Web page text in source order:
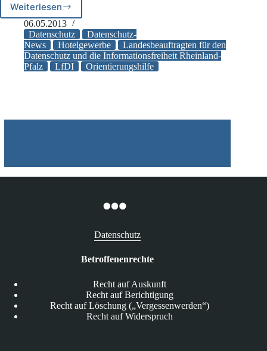
Weiterlesen
LfDI:
Orientierungshilfe
„Datenschutz
im
Hotelgewerbe“
06.05.2013
Datenschutz
Datenschutz-
News
Hotelgewerbe
Landesbeauftragten für den
Datenschutz und die Informationsfreiheit Rheinland-
Pfalz
LfDI Orientierungshilfe
Datenschutz
Betroffenenrechte
Recht auf Auskunft
Recht auf Berichtigung
Recht auf Löschung („Vergessenwerden“)
Recht auf Widerspruch